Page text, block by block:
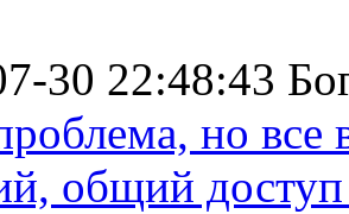
30 22:48:43
но все
общий доступ